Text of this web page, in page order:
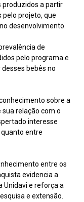
produzidos a partir
projeto, que
desenvolvimento.
de
pelo programa e
bebês no
sobre a
relação com o
interesse
entre
entre os
evidencia a
Unidavi e reforça a
e extensão.